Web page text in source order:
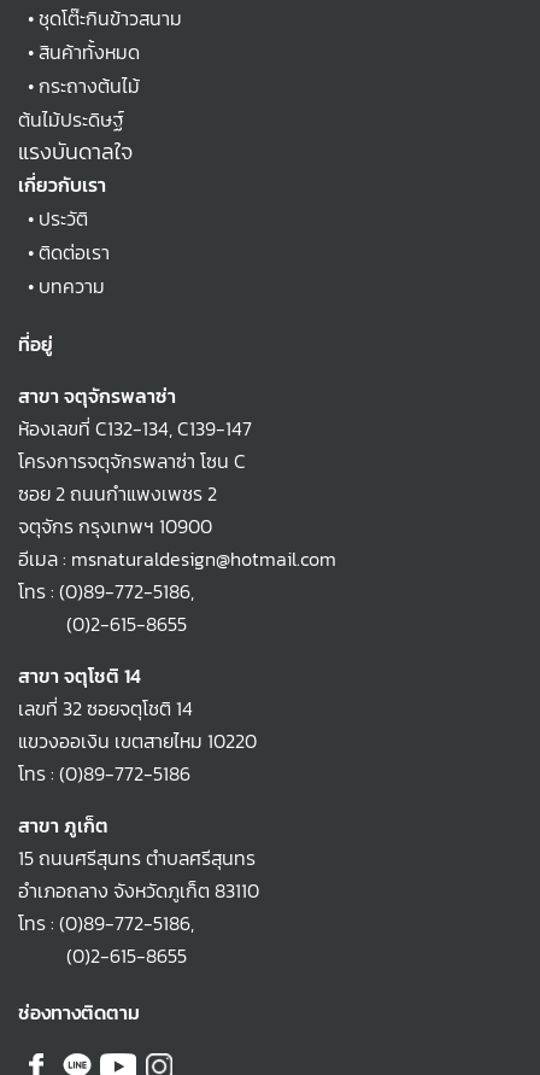
•ชุดโต๊ะกินข้าวสนาม
•สินค้าทั้งหมด
•กระถางต้นไม้
ต้นไม้ประดิษฐ์
แรงบันดาลใจ
เกี่ยวกับเรา
• ประวัติ
•ติดต่อเรา
• บทความ
ที่อยู่
สาขา จตุจักรพลาซ่า
ห้องเลขที่ C132-134, C139-147
โครงการจตุจักรพลาซ่า โซน C
ซอย 2 ถนนกำแพงเพชร 2
จตุจักร กรุงเทพฯ 10900
อีเมล : msnaturaldesign@hotmail.com
โทร : (0)89-772-5186,
(0)2-615-8655
สาขา จตุโชติ 14
เลขที่ 32 ซอยจตุโชติ 14
แขวงออเงิน เขตสายไหม 10220
โทร : (0)89-772-5186
สาขา ภูเก็ต
15 ถนนศรีสุนทร ตำบลศรีสุนทร
อำเภอถลาง จังหวัดภูเก็ต 83110
โทร : (0)89-772-5186,
(0)2-615-8655
ช่องทางติดตาม